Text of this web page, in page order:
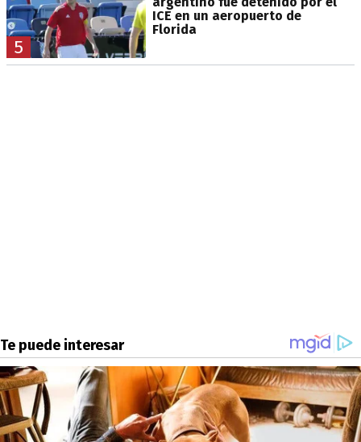
5
ICE en un aeropuerto de
Florida